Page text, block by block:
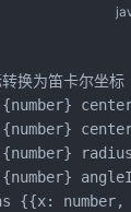
换为笛卡尔坐标
{number}
{number}
{number}
{number}
{{x: number,